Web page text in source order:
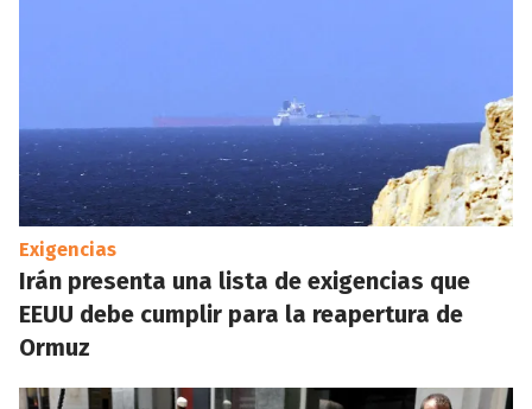
Exigencias
Irán presenta una lista de exigencias que
EEUU debe cumplir para la reapertura de
Ormuz